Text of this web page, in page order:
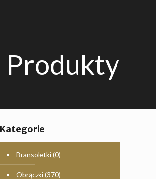
Produkty
Kategorie
Bransoletki(0)
Obrączki(370)